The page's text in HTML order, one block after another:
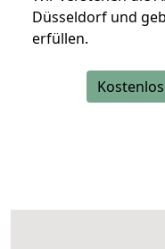
Düsseldorf und
erfüllen.